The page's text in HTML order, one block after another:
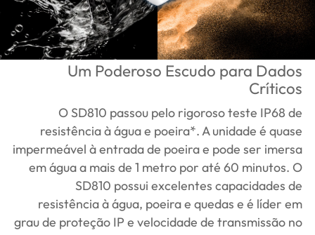
Um Poderoso Escudo para Dados
Críticos
O SD810 passou pelo rigoroso teste IP68 de
resistência à água e poeira*. A unidade é quase
impermeável à entrada de poeira e pode ser imersa
em água a mais de 1 metro por até 60 minutos. O
SD810 possui excelentes capacidades de
resistência à água, poeira e quedas e é líder em
grau de proteção IP e velocidade de transmissão no